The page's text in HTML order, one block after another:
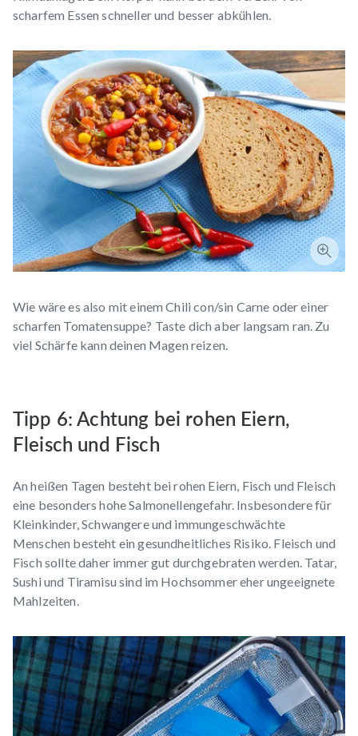
scharfem Essen schneller und besser abkühlen.
Wie wäre es also mit einem Chili con/sin Carne oder einer
scharfen Tomatensuppe? Taste dich aber langsam ran. Zu
viel Schärfe kann deinen Magen reizen.
Tipp 6: Achtung bei rohen Eiern,
Fleisch und Fisch
An heißen Tagen besteht bei rohen Eiern, Fisch und Fleisch
eine besonders hohe Salmonellengefahr. Insbesondere für
Kleinkinder, Schwangere und immungeschwächte
Menschen besteht ein gesundheitliches Risiko. Fleisch und
Fisch sollte daher immer gut durchgebraten werden. Tatar,
Sushi und Tiramisu sind im Hochsommer eher ungeeignete
Mahlzeiten.